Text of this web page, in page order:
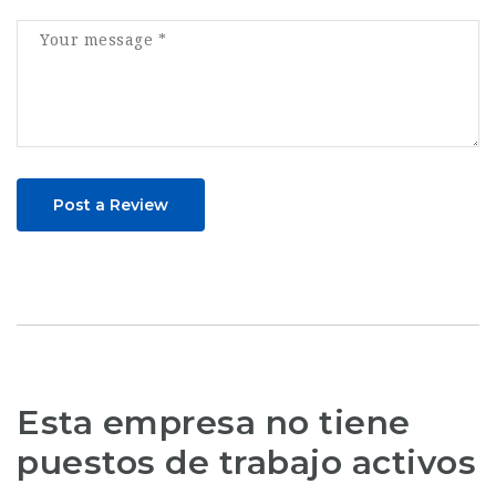
Post a Review
Esta empresa no tiene
puestos de trabajo activos